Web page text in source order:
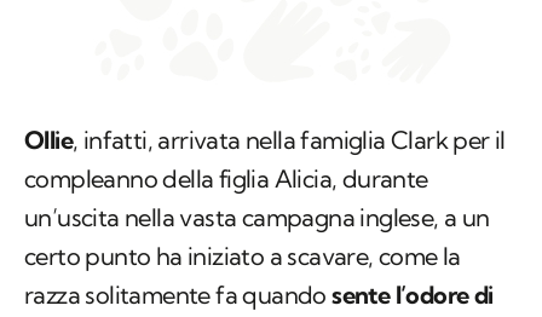
Ollie, infatti, arrivata nella famiglia Clark per il
compleanno della figlia Alicia, durante
un’uscita nella vasta campagna inglese, a un
certo punto ha iniziato a scavare, come la
razza solitamente fa quandosente l’odore di